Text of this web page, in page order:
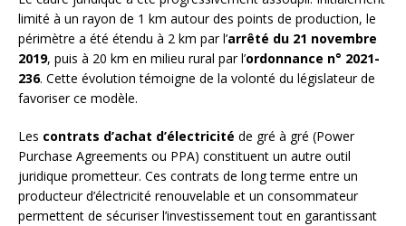
limité à un rayon de 1 km autour des points de production, le
périmètre a été étendu à 2 km par l’arrêté du 21 novembre
2019, puis à 20 km en milieu rural par l’ordonnance n° 2021-
236. Cette évolution témoigne de la volonté du législateur de
favoriser ce modèle.
Les contrats d’achat d’électricité de gré à gré (Power
Purchase Agreements ou PPA) constituent un autre outil
juridique prometteur. Ces contrats de long terme entre un
producteur d’électricité renouvelable et un consommateur
permettent de sécuriser l’investissement tout en garantissant